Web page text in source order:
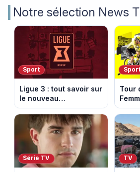
Notre sélection News
Sport
Ligue 3 : tout savoir sur
le nouveau
championnat qui
succède au National
Sport
Tour
et
sur-
Série TV TV